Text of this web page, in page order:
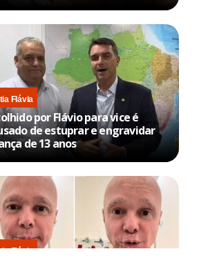
Flávia
por Flávio para vice é
de estuprar e engravidar
de 13 anos
Flávia